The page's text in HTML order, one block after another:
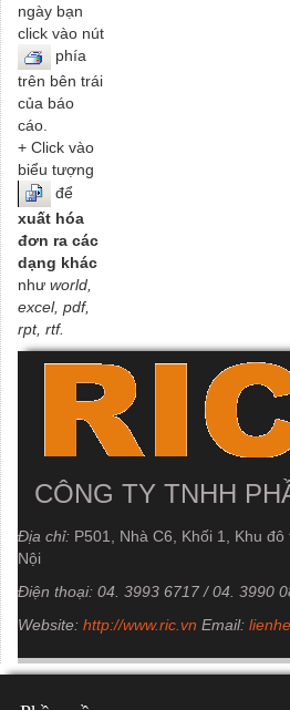
ngày bạn
click vào nút
phía
trên bên trái
của báo
cáo.
+ Click vào
biểu tượng
để
xuất hóa
đơn ra các
dạng khác
như world,
excel, pdf,
rpt, rtf.
CÔNG TY TNHH
Địa chỉ: P501, Nhà C6, Khối 1, Khu
Nội
Điện thoại: 04. 3993 6717 / 04. 3990
Website: http://www.ric.vn Email: